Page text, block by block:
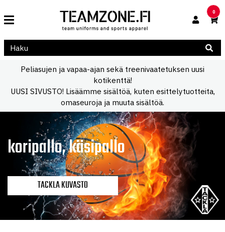
0
Peliasujen ja vapaa-ajan sekä treenivaatetuksen uusi
kotikenttä!
UUSI SIVUSTO! Lisäämme sisältöä, kuten esittelytuotteita,
omaseuroja ja muuta sisältöä.
koripallo, käsipallo
TACKLA KUVASTO